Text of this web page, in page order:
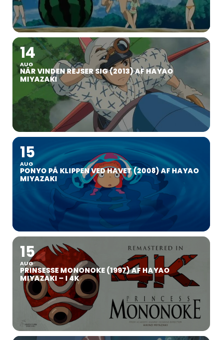
14
AUG
NÅR VINDEN REJSER SIG (2013) AF HAYAO
MIYAZAKI
15
AUG
PONYO PÅ KLIPPEN VED HAVET (2008) AF HAYAO
MIYAZAKI
15
AUG
PRINSESSE MONONOKE (1997) AF HAYAO
MIYAZAKI – I 4K